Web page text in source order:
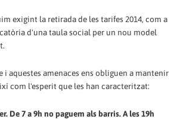
exigint la retirada de les tarifes 2014, com a
d'una taula social per un nou model
aquestes amenaces ens obliguen a mantenir
com l'esperit que les han caracteritzat:
De 7 a 9h no paguem als barris. A les 19h